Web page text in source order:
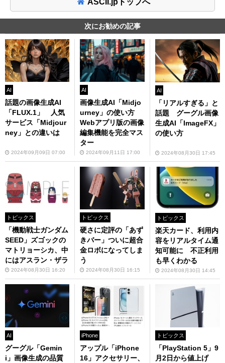
次にお勧めの記事
AI
話題の画像生成AI
「FLUX.1」 人気
サービス「Midjour
ney」との違いは
2024年09月09日 07:00
AI
画像生成AI「Midjo
urney」の使い方
Webアプリ版の画像
編集機能を完全マス
ター
2024年09月11日 17:00
AI
「リアルすぎる」と
話題 グーグル画像
生成AI「ImageFX」
の使い方
2024年08月30日 17:45
トピックス
「機動戦士ガンダム
SEED」ズゴックの
マトリョーシカ、中
にはアスラン・ザラ
2024年08月30日 16:20
トピックス
硬さに定評の「あず
きバー」ついに超合
金ロボになってしま
う
2024年08月30日 16:15
トピックス
楽天カード、利用内
容をリアルタイム通
知可能に 不正利用
も早くわかる
2024年08月30日 14:45
AI
グーグル「Gemin
i」画像生成の品質
iPhone
アップル「iPhone
16」アクセサリー、
トピックス
「PlayStation 5」9
月2日から値上げ